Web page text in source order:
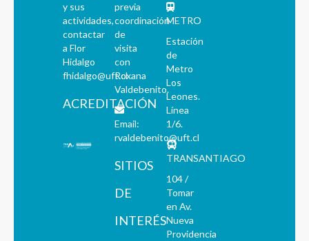
y sus
actividades,
contactar
a Flor
Hidalgo
fhidalgo@uft.cl
ACREDITACIÓN
previa
coordinación
de
visita
con
Roxana
Valdebenito.
Email:
rvaldebenito@uft.cl
SITIOS
DE
INTERÉS
METRO
Estación
de
Metro
Los
Leones.
Línea
1/6.
TRANSANTIAGO
104 /
Tomar
en Av.
Nueva
Providencia